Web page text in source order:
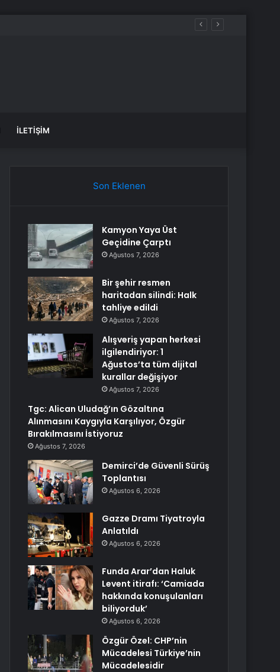
İLETIŞIM
Son Eklenen
Kamyon Yaya Üst
Geçidine Çarptı
Ağustos 7, 2026
Bir şehir resmen
haritadan silindi: Halk
tahliye edildi
Ağustos 7, 2026
Alışveriş yapan herkesi
ilgilendiriyor: 1
Ağustos’ta tüm dijital
kurallar değişiyor
Ağustos 7, 2026
Tgc: Alican Uludağ’ın Gözaltına
Alınmasını Kaygıyla Karşılıyor, Özgür
Bırakılmasını İstiyoruz
Ağustos 7, 2026
Demirci’de Güvenli Sürüş
Toplantısı
Ağustos 6, 2026
Gazze Dramı Tiyatroyla
Anlatıldı
Ağustos 6, 2026
Funda Arar’dan Haluk
Levent itirafı: ‘Camiada
hakkında konuşulanları
biliyorduk’
Ağustos 6, 2026
Özgür Özel: CHP’nin
Mücadelesi Türkiye’nin
Mücadelesidir